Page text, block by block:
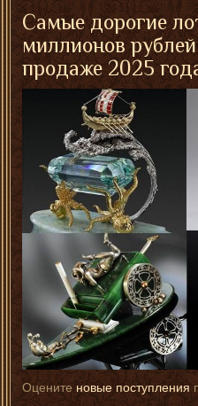
Самые дорогие
миллионов
продаже 2025
Оцените новые поступления